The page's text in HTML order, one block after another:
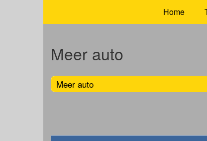
Home
Meer auto
Meer auto